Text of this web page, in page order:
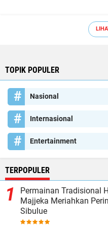
TOPIK POPULER
Nasional
Internasional
Entertainment
TERPOPULER
Permainan Tradisional
Majjeka Meriahkan
Sibulue